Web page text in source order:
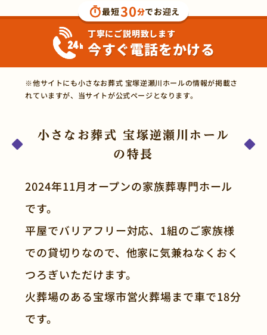
最短30分でお迎え
丁寧にご説明致します
今すぐ電話をかける
※他サイトにも小さなお葬式 宝塚逆瀬川ホールの情報が掲載さ
れていますが、当サイトが公式ページとなります。
小さなお葬式 宝塚逆瀬川ホール
の特長
2024年11月オープンの家族葬専門ホール
です。
平屋でバリアフリー対応、1組のご家族様
での貸切りなので、他家に気兼ねなくおく
つろぎいただけます。
火葬場のある宝塚市営火葬場まで車で18分
です。